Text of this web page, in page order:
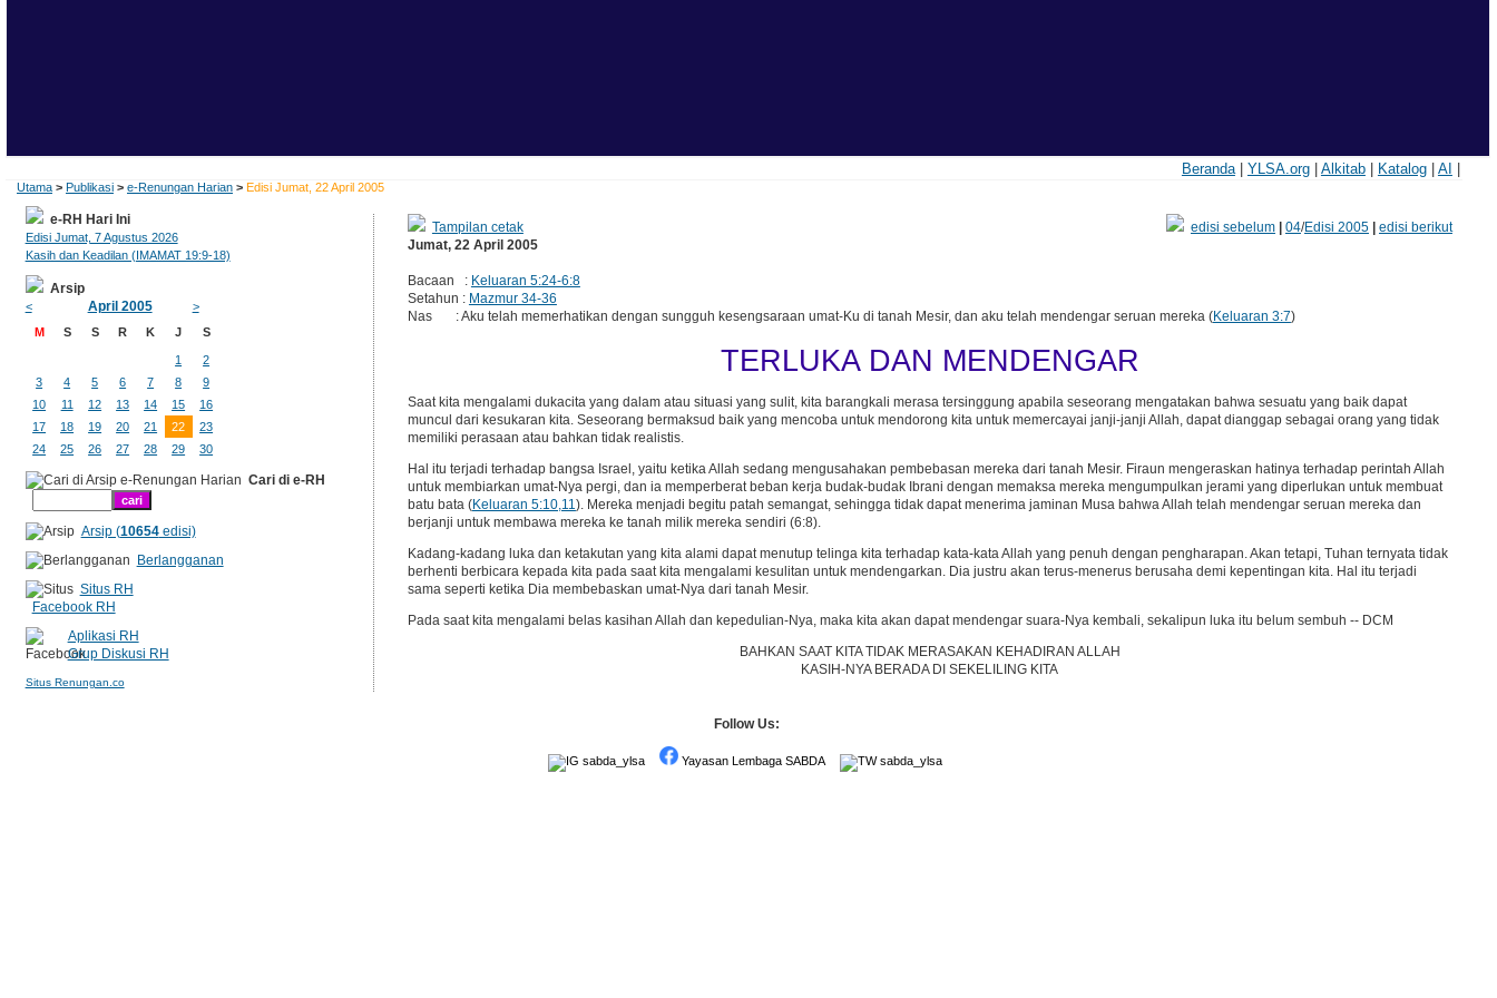
Beranda| YLSA.org| Alkitab| Katalog| AI
Utama > Publikasi > e-Renungan Harian > Edisi Jumat, 22 April 2005
Tampilan cetak edisi sebelum| 04/Edisi 2005| edisi berikut
Jumat, 22 April 2005
Bacaan : Keluaran 5:24-6:8
Setahun : Mazmur 34-36
Nas : Aku telah memerhatikan dengan sungguh kesengsaraan umat-Ku di tanah Mesir, dan aku telah mendengar seruan mereka (Keluaran 3:7)
TERLUKA DAN MENDENGAR
Saat kita mengalami dukacita yang dalam atau situasi yang sulit, kita barangkali merasa tersinggung apabila seseorang mengatakan bahwa sesuatu yang baik dapat
muncul dari kesukaran kita. Seseorang bermaksud baik yang mencoba untuk mendorong kita untuk memercayai janji-janji Allah, dapat dianggap sebagai orang yang tidak
memiliki perasaan atau bahkan tidak realistis.
Hal itu terjadi terhadap bangsa Israel, yaitu ketika Allah sedang mengusahakan pembebasan mereka dari tanah Mesir. Firaun mengeraskan hatinya terhadap perintah Allah
untuk membiarkan umat-Nya pergi, dan ia memperberat beban kerja budak-budak Ibrani dengan memaksa mereka mengumpulkan jerami yang diperlukan untuk membuat
batu bata (Keluaran 5:10,11). Mereka menjadi begitu patah semangat, sehingga tidak dapat menerima jaminan Musa bahwa Allah telah mendengar seruan mereka dan
berjanji untuk membawa mereka ke tanah milik mereka sendiri (6:8).
Kadang-kadang luka dan ketakutan yang kita alami dapat menutup telinga kita terhadap kata-kata Allah yang penuh dengan pengharapan. Akan tetapi, Tuhan ternyata tidak
berhenti berbicara kepada kita pada saat kita mengalami kesulitan untuk mendengarkan. Dia justru akan terus-menerus berusaha demi kepentingan kita. Hal itu terjadi
sama seperti ketika Dia membebaskan umat-Nya dari tanah Mesir.
Pada saat kita mengalami belas kasihan Allah dan kepedulian-Nya, maka kita akan dapat mendengar suara-Nya kembali, sekalipun luka itu belum sembuh -- DCM
BAHKAN SAAT KITA TIDAK MERASAKAN KEHADIRAN ALLAH
KASIH-NYA BERADA DI SEKELILING KITA
e-RH Hari Ini
Edisi Jumat, 7 Agustus 2026
Kasih dan Keadilan (IMAMAT 19:9-18)
Arsip
< April 2005
>
M
S S R K J S
1
2
3
4 5 6 7 8
9
10
11 12 13 14 15
16
17
18 19 20 21 22
23
24
25 26 27 28 29 30
Cari di e-RH
Arsip (10654edisi)
Berlangganan
Situs RH
Facebook RH
Aplikasi RH
Grup Diskusi RH
Situs Renungan.co
Follow Us:
sabda_ylsa Yayasan Lembaga SABDA sabda_ylsa